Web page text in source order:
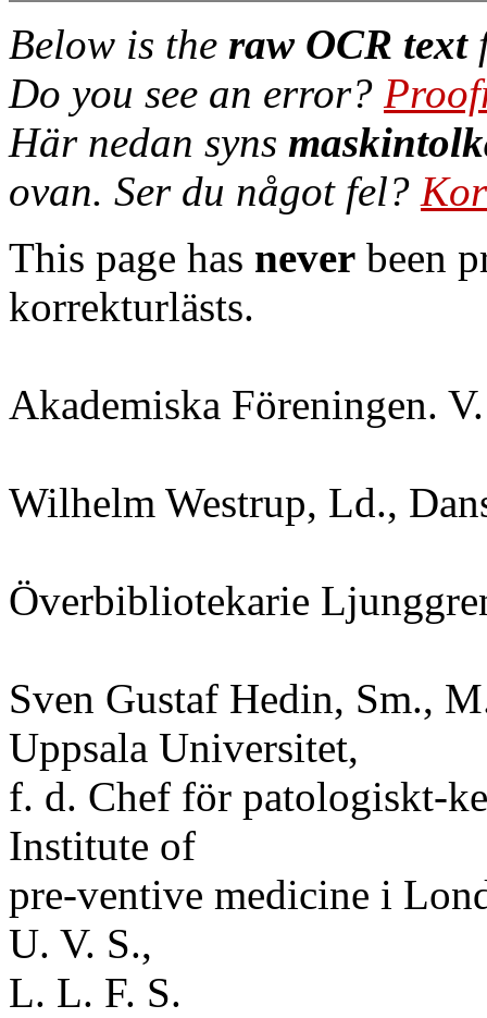
Below is the raw OCR text
Do you see an error?
Här nedan syns
ovan. Ser du något fel?
This page has never been
korrekturlästs.
Akademiska Föreningen.
Wilhelm Westrup, Ld.,
Överbibliotekarie
Sven Gustaf Hedin, Sm.,
Uppsala Universitet,
f. d. Chef för patologiskt-
Institute of
pre-ventive medicine i
U. V. S.,
L. L. F. S.